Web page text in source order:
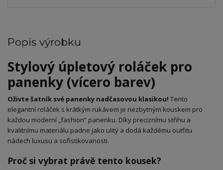
Popis výrobku
​Stylový úpletový roláček pro
panenky (vícero barev)
Oživte šatník své panenky nadčasovou klasikou! Tento
elegantní roláček s krátkým rukávem je nezbytným kouskem pro
každou moderní „fashion“ panenku. Díky preciznímu střihu a
kvalitnímu materiálu padne jako ulitý a dodá každému outfitu
nádech luxusu a sofistikovanosti.
​Proč si vybrat právě tento kousek?